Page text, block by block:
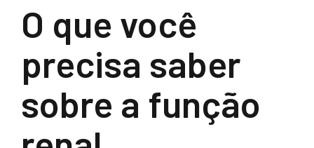
O que você
precisa saber
sobre a função